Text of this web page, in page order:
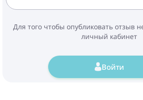
Для того чтобы опубликовать отзыв
личный кабинет
Войти